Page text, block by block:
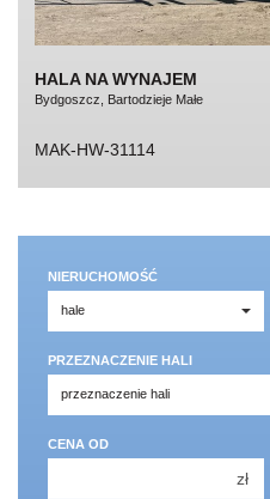
HALA NA WYNAJEM
Bydgoszcz, Bartodzieje Małe
MAK-HW-31114
NIERUCHOMOŚĆ
PRZEZNACZENIE HALI
CENA OD
zł